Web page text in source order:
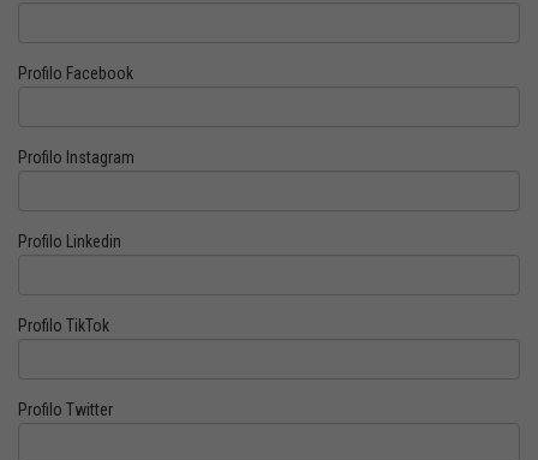
Profilo Facebook
Profilo Instagram
Profilo Linkedin
Profilo TikTok
Profilo Twitter